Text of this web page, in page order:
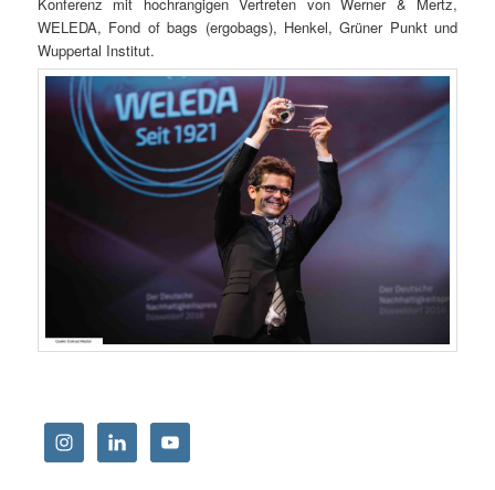
Konferenz mit hochrangigen Vertreten von Werner & Mertz,
WELEDA, Fond of bags (ergobags), Henkel, Grüner Punkt und
Wuppertal Institut.